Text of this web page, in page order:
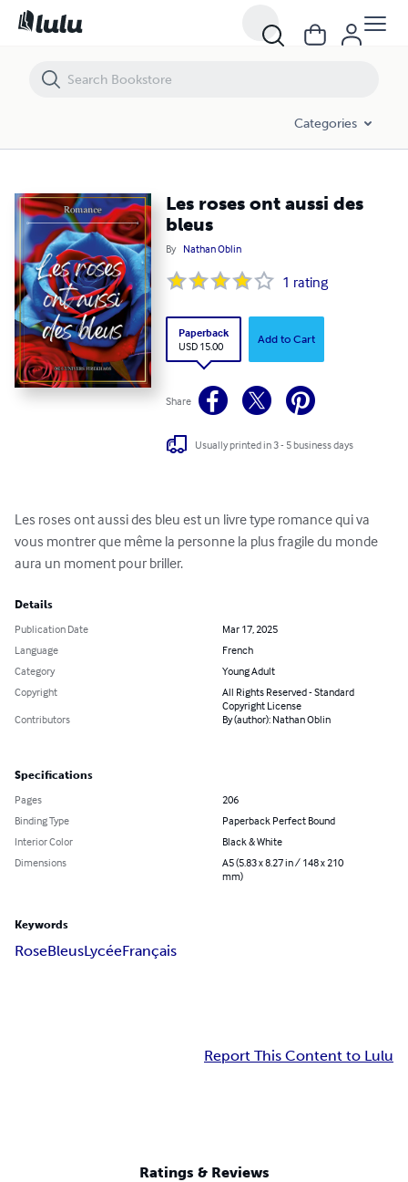
Categories
Les roses ont aussi des
bleus
By Nathan Oblin
1 rating
Paperback
USD 15.00
Add to Cart
Share
Usually printed in 3 - 5 business days
Les roses ont aussi des bleu est un livre type romance qui va
vous montrer que même la personne la plus fragile du monde
aura un moment pour briller.
Details
Publication Date
Mar 17, 2025
Language
French
Category
Young Adult
Copyright
All Rights Reserved - Standard
Copyright License
Contributors
By (author): Nathan Oblin
Specifications
Pages
206
Binding Type
Paperback Perfect Bound
Interior Color
Black & White
Dimensions
A5 (5.83 x 8.27 in / 148 x 210
mm)
Keywords
RoseBleusLycéeFrançais
Report This Content to Lulu
Ratings & Reviews
Les roses ont aussi des bleus